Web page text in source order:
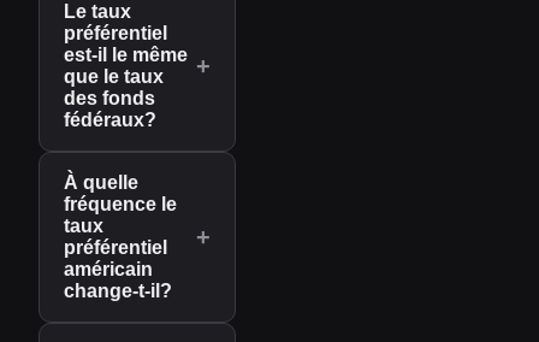
Le taux
préférentiel
est-il le même
que le taux
des fonds
fédéraux?
+
À quelle
fréquence le
taux
préférentiel
américain
change-t-il?
+